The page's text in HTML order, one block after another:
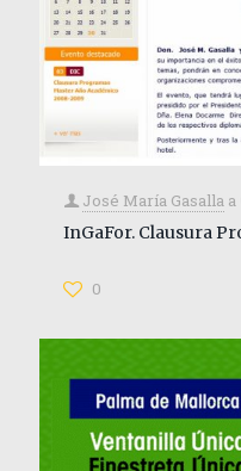
José María Gasalla a
InGaFor. Clausura
0